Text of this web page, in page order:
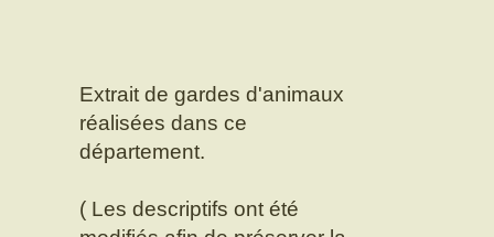
Extrait de gardes d'animaux
réalisées dans ce
département.
( Les descriptifs ont été